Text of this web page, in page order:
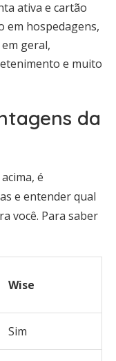
ativa e cartão
em hospedagens,
geral,
e muito
da
é
e entender qual
você. Para saber
Wise
Sim